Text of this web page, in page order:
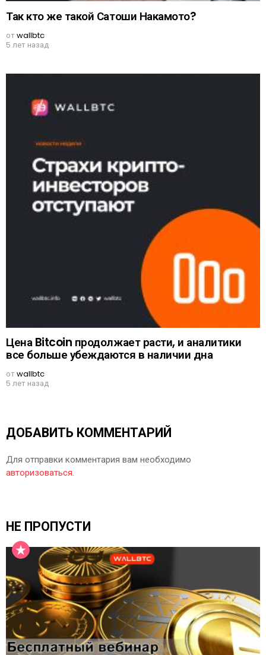
Так кто же такой Сатоши Накамото?
отwallbtc
5 лет назад
Цена Bitcoin продолжает расти, и аналитики
все больше убеждаются в наличии дна
отwallbtc
5 лет назад
ДОБАВИТЬ КОММЕНТАРИЙ
Для отправки комментария вам необходимо
авторизоваться.
НЕ ПРОПУСТИ